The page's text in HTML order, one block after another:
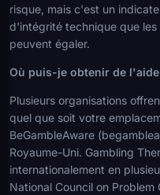
risque, mais c'est un
d'intégrité technique que
peuvent égaler.
Où puis-je obtenir de
Plusieurs organisations
quel que soit votre
BeGambleAware
Royaume-Uni. Gambling
internationalement en
National Council on